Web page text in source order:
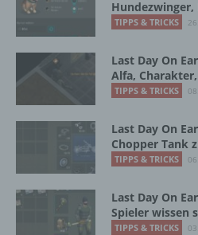
TIPPS & TRICKS
Last Day On
Alfa,
TIPPS & TRICKS
Last Day On
Chopper Tank
TIPPS & TRICKS
Last Day On
Spieler wissen
TIPPS & TRICKS
Grundverordnung, sonstiger
der Europäischen Union
mit datenschutzrechtlichem
InnoMobile GmbH
Schlehenweg 20
18069 Lambrechtshagen
DE